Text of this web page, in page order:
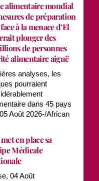
alimentaire mondial
de préparation
à la menace d’El
plonger des
de personnes
alimentaire aiguë
analyses, les
pourraient
dans 45 pays
Août 2026-/African
en place sa
Médicale
04 Août